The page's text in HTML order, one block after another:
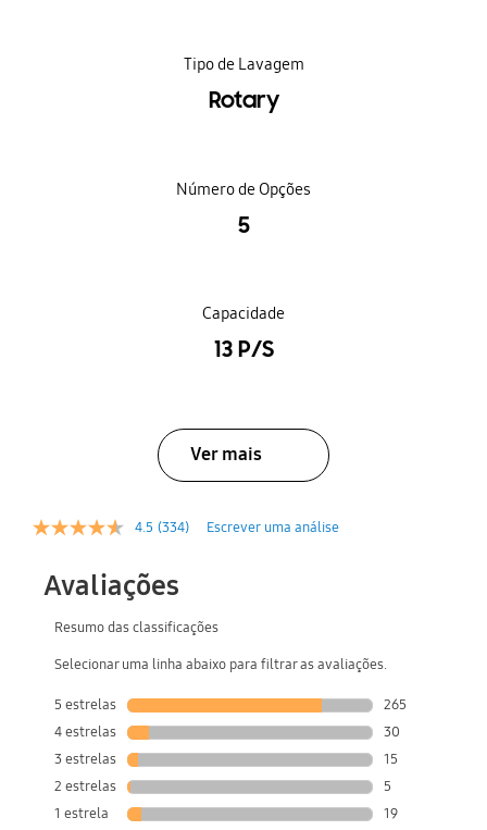
Tipo de Lavagem
Rotary
Número de Opções
5
Capacidade
13 P/S
Ver mais
4.5 (334) Escrever uma análise